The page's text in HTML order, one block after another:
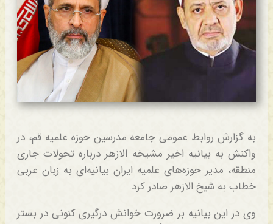
به گزارش روابط عمومی جامعه مدرسین حوزه علمیه قم، در
واکنش به بیانیه اخیر مشیخه الازهر درباره تحولات جاری
منطقه، مدیر حوزه‌های علمیه ایران بیانیه‌ای به زبان عربی
خطاب به شیخ الازهر صادر کرد.
وی در این بیانیه بر ضرورت خوانش درگیری کنونی در بستر